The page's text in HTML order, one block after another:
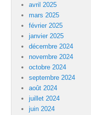
avril 2025
mars 2025
février 2025
janvier 2025
décembre 2024
novembre 2024
octobre 2024
septembre 2024
août 2024
juillet 2024
juin 2024